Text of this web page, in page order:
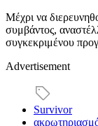
Μέχρι να
συμβάντος,
συγκεκριμένου
Advertisement
Survivor